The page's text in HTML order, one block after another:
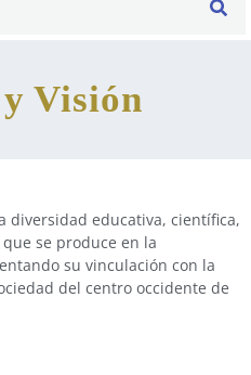
Visión
diversidad educativa, científica,
se produce en la
su vinculación con la
del centro occidente de